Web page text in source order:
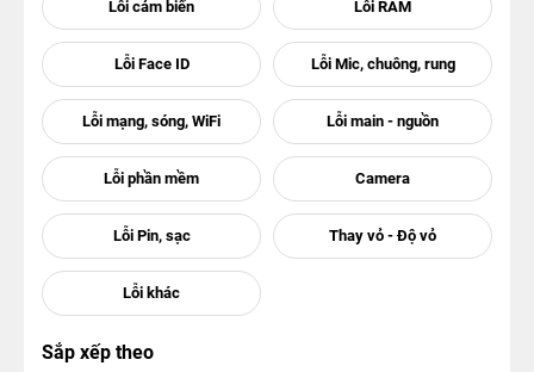
Sắp xếp theo